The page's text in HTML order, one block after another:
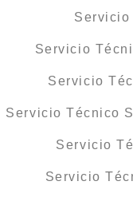
Servicio
Servicio
Servicio
Servicio Técnico
Servicio
Servicio